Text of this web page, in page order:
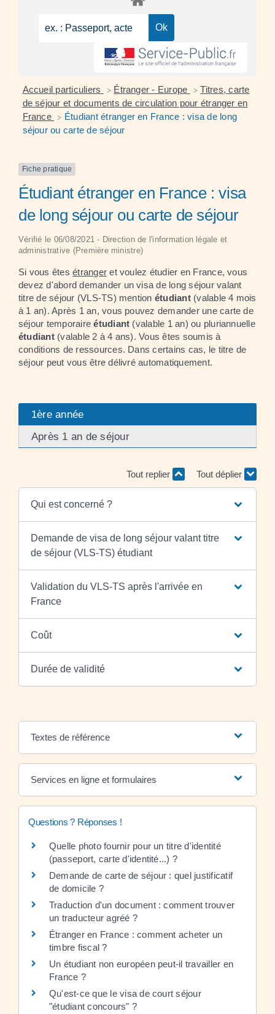
Accueil particuliers > Étranger - Europe > Titres, carte
de séjour et documents de circulation pour étranger en
France > Étudiant étranger en France : visa de long
séjour ou carte de séjour
Fiche pratique
Étudiant étranger en France : visa
de long séjour ou carte de séjour
Vérifié le 06/08/2021 - Direction de l'information légale et
administrative (Première ministre)
Si vous êtesétranger et voulez étudier en France, vous
devez d'abord demander un visa de long séjour valant
titre de séjour (VLS-TS) mention étudiant(valable 4 mois
à 1 an). Après 1 an, vous pouvez demander une carte de
séjour temporaireétudiant (valable 1 an) ou pluriannuelle
étudiant(valable 2 à 4 ans). Vous êtes soumis à
conditions de ressources. Dans certains cas, le titre de
séjour peut vous être délivré automatiquement.
1ère année
Après 1 an de séjour
Tout replier Tout déplier
Qui est concerné ?
Demande de visa de long séjour valant titre
de séjour (VLS-TS) étudiant
Validation du VLS-TS après l'arrivée en
France
Coût
Durée de validité
Textes de référence
Services en ligne et formulaires
Questions ? Réponses !
Quelle photo fournir pour un titre d'identité
(passeport, carte d'identité...) ?
Demande de carte de séjour : quel justificatif
de domicile ?
Traduction d'un document : comment trouver
un traducteur agréé ?
Étranger en France : comment acheter un
timbre fiscal ?
Un étudiant non européen peut-il travailler en
France ?
Qu'est-ce que le visa de court séjour
"étudiant concours" ?